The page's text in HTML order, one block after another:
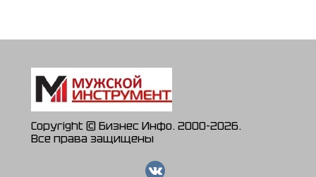
Copyright © Бизнес Инфо. 2000-2026.
Все права защищены